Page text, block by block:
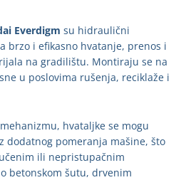
Everdigm su hidraulični
brzo i efikasno hvatanje, prenos i
na gradilištu. Montiraju se na
u poslovima rušenja, reciklaže i
hvataljke se mogu
dodatnog pomeranja mašine, što
ili nepristupačnim
betonskom šutu, drvenim